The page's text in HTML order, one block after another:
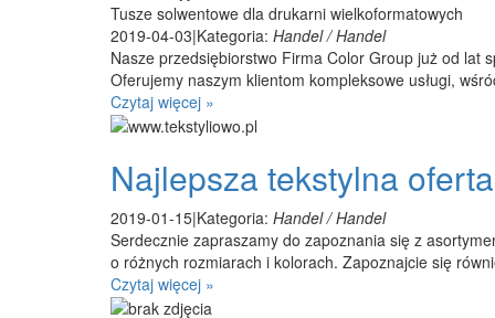
Tusze solwentowe dla drukarni wielkoformatowych
2019-04-03|Kategoria: Handel / Handel
Nasze przedsiębiorstwo Firma Color Group już od lat
Oferujemy naszym klientom kompleksowe usługi,
Czytaj więcej »
Najlepsza tekstylna
2019-01-15|Kategoria: Handel / Handel
Serdecznie zapraszamy do zapoznania się z
o różnych rozmiarach i kolorach. Zapoznajcie się
Czytaj więcej »